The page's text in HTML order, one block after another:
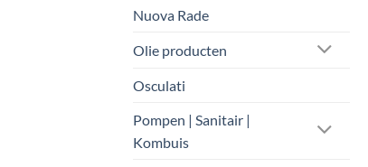
Nuova Rade
Olie producten
Osculati
Pompen | Sanitair |
Kombuis